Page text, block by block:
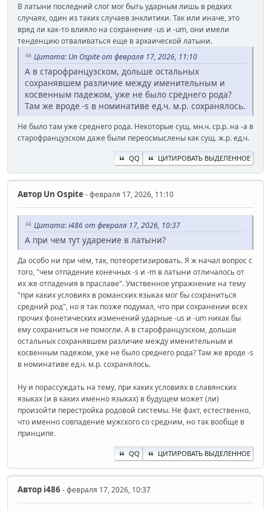
В латыни последний слог мог быть ударным лишь в редких
случаях, один из таких случаев энклитики. Так или иначе, это
вряд ли как-то влияло на сохранение -us и -um, они имели
тенденцию отваливаться еще в архаической латыни.
Цитата: Un Ospite от февраля 17, 2026, 11:10
А в старофранцузском, дольше остальных
сохранявшем различие между именительным и
косвенным падежом, уже не было среднего рода?
Там же вроде -s в номинативе ед.ч. м.р. сохранялось.
Не было там уже среднего рода. Некоторые сущ. мн.ч. ср.р. на -a в
старофранцузском даже были переосмыслены как сущ. ж.р. ед.ч.
QQ ЦИТИРОВАТЬ ВЫДЕЛЕННОЕ
Автор Un Ospite- февраля 17, 2026, 11:10
Цитата: i486 от февраля 17, 2026, 10:37
А при чем тут ударение в латыни?
Да особо ни при чём, так, потеоретизировать. Я ж начал вопрос с
того, "чем отпадение конечных -s и -m в латыни отличалось от
их же отпадения в праславе". Умственное упражнение на тему
"при каких условиях в романских языках мог бы сохраниться
средний род", но я так позже подумал, что при сохранении всех
прочих фонетических изменений ударные -us и -um никак бы
ему сохраниться не помогли. А в старофранцузском, дольше
остальных сохранявшем различие между именительным и
косвенным падежом, уже не было среднего рода? Там же вроде -s
в номинативе ед.ч. м.р. сохранялось.
Ну и порассуждать на тему, при каких условиях в славянских
языках (и в каких именно языках) в будущем может (ли)
произойти перестройка родовой системы. Не факт, естественно,
что именно совпадение мужского со средним, но так вообще в
принципе.
QQ ЦИТИРОВАТЬ ВЫДЕЛЕННОЕ
Автор i486- февраля 17, 2026, 10:37